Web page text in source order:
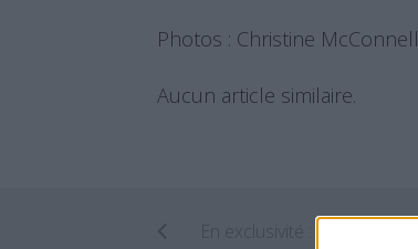
Photos : Christine McConnell
Aucun article similaire.